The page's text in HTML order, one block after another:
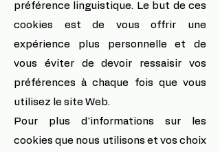
préférence linguistique. Le but de ces
cookies est de vous offrir une
expérience plus personnelle et de
vous éviter de devoir ressaisir vos
préférences à chaque fois que vous
utilisez le site Web.
Pour plus d'informations sur les
cookies que nous utilisons et vos choix